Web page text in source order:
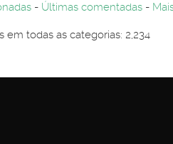
- Últimas comentadas -
todas as categorias: 2,234